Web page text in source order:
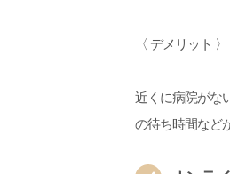
〈 デメリット 〉
近くに病院がな
の待ち時間など